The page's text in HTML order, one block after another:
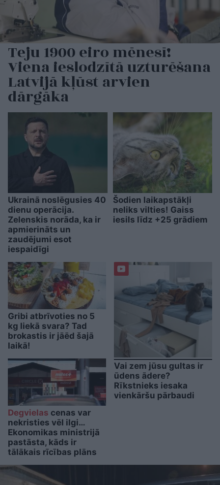
Teju 1900 eiro mēnesī!
Viena ieslodzītā uzturēšana
Latvijā kļūst arvien
dārgāka
Ukrainā noslēgusies 40
dienu operācija.
Zelenskis norāda, ka ir
apmierināts un
zaudējumi esot
iespaidīgi
Šodien laikapstākļi
neliks vilties! Gaiss
iesils līdz +25 grādiem
Gribi atbrīvoties no 5
kg liekā svara? Tad
brokastis ir jāēd šajā
laikā!
Degvielas cenas var
nekristies vēl ilgi…
Ekonomikas ministrijā
pastāsta, kāds ir
tālākais rīcības plāns
Vai zem jūsu gultas ir
ūdens ādere?
Rīkstnieks iesaka
vienkāršu pārbaudi